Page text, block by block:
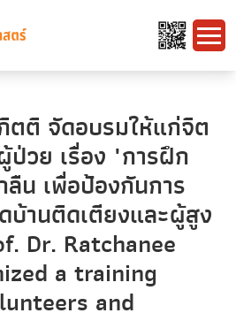
ติ จัดอบรมให้แก่จิต
วย เรื่อง "การฝึก
น เพื่อป้องกันการ
บ้านติดเตียงและผู้สูง
Dr. Ratchanee
a training
and